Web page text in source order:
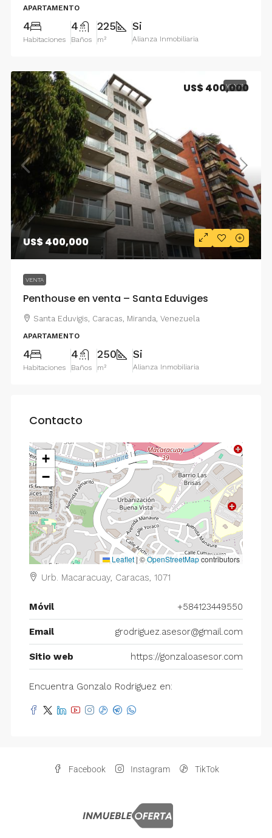
APARTAMENTO
4
Habitaciones
4
Baños
225
m²
Si
Alianza Inmobiliaria
VENTA
US$ 400,000
VENTA
Penthouse en venta – Santa Eduviges
US$ 400,000
Santa Eduvigis, Caracas, Miranda, Venezuela
APARTAMENTO
4
Habitaciones
4
Baños
250
m²
Si
Alianza Inmobiliaria
Contacto
+
−
Leaflet |©OpenStreetMapcontributors
Urb. Macaracuay, Caracas, 1071
Móvil +584123449550
Email grodriguez.asesor@gmail.com
Sitio web https://gonzaloasesor.com
Encuentra Gonzalo Rodriguez en:
Facebook Instagram TikTok